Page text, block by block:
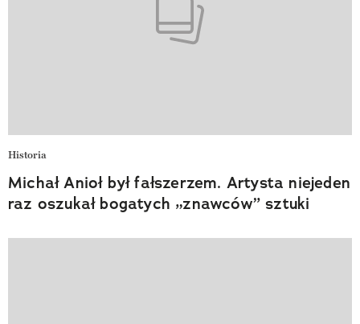
Historia
Michał Anioł był fałszerzem. Artysta niejeden
raz oszukał bogatych „znawców” sztuki